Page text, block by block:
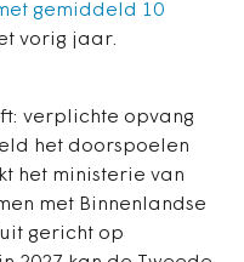
gemiddeld 10
vorig jaar.
verplichte opvang
het doorspoelen
het ministerie van
met Binnenlandse
gericht op